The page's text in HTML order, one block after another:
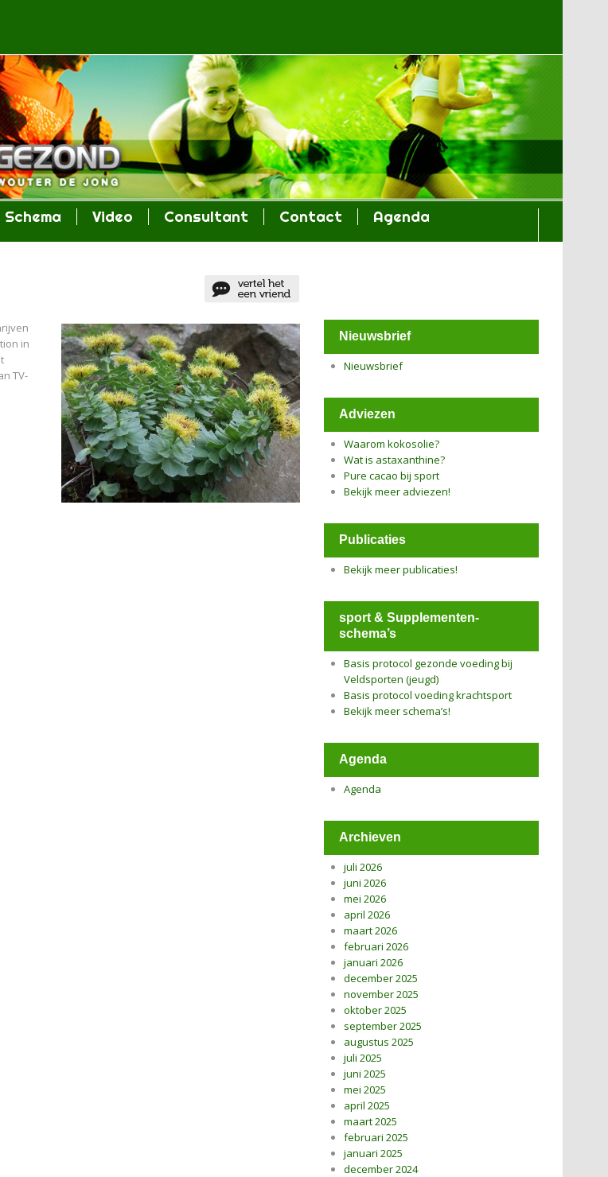
Schema Video Consultant Contact
Agenda
in
TV-
Nieuwsbrief
Nieuwsbrief
Adviezen
Waarom kokosolie?
Wat is astaxanthine?
Pure cacao bij sport
Bekijk meer adviezen!
Publicaties
Bekijk meer publicaties!
sport & Supplementen-
schema’s
Basis protocol gezonde voeding bij
Veldsporten (jeugd)
Basis protocol voeding krachtsport
Bekijk meer schema’s!
Agenda
Agenda
Archieven
juli 2026
juni 2026
mei 2026
april 2026
maart 2026
februari 2026
januari 2026
december 2025
november 2025
oktober 2025
september 2025
augustus 2025
juli 2025
juni 2025
mei 2025
april 2025
maart 2025
februari 2025
januari 2025
december 2024